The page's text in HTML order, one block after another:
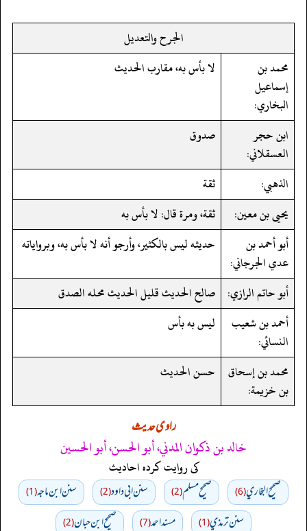
الجرح والتعديل
محمد بن
إسماعيل
البخاري:
لا بأس به، مقارب الحديث
ابن حجر
العسقلاني:
صدوق
الذهبي:
ثقة
يحيى بن معين:
ثقة، ومرة قال: لا بأس به
أبو أحمد بن
عدي الجرجاني:
حديثه ليس بالكثير، وأرجو أنه لا بأس به، وبرواياته
أبو حاتم الرازي: صالح الحديث قليل الحديث محله الصدق
أحمد بن شعيب
النسائي:
ليس به بأس
محمد بن إسحاق
بن خزيمة:
حسن الحديث
راوی حدیث
خالد بن ذكوان المدني، أبو الحسن، أبو الحسين
کی روایت کردہ احادیث
صحيح البخاري(6) صحيح مسلم(2) سنن ابي داود(2) سنن ابن ماجه(1)
سنن ترمذي(1) مسند احمد(7) صحیح ابن حبان(2)